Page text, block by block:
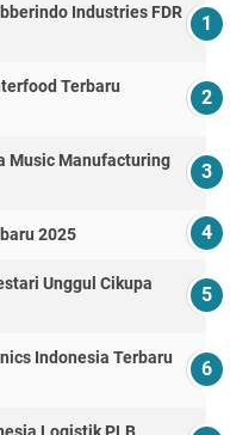
Industries FDR
Terbaru
Music Manufacturing
2025
Unggul Cikupa
Indonesia Terbaru